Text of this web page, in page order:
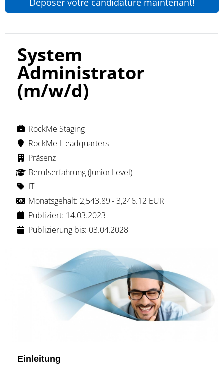
System
Administrator
(m/w/d)
RockMe Staging
RockMe Headquarters
Präsenz
Berufserfahrung (Junior Level)
IT
Monatsgehalt: 2,543.89 - 3,246.12 EUR
Publiziert: 14.03.2023
Publizierung bis: 03.04.2028
Einleitung